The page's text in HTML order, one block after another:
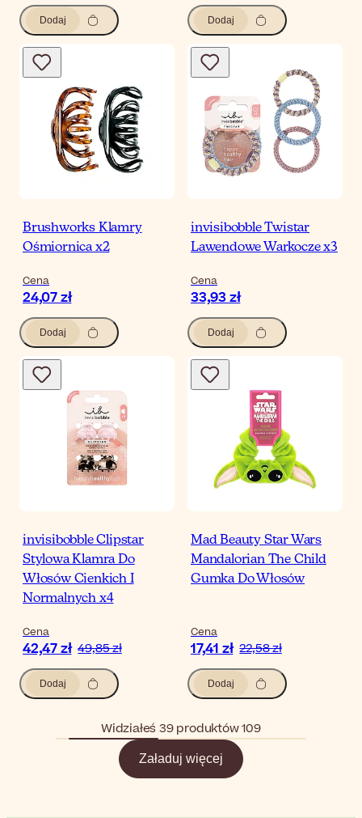
Dodaj Dodaj
Brushworks Klamry
Ośmiornica x2
Cena
24,07 zł
Dodaj
invisibobble Twistar
Lawendowe Warkocze x3
Cena
33,93 zł
Dodaj
invisibobble Clipstar
Stylowa Klamra Do
Włosów Cienkich I
Normalnych x4
Cena
42,47 zł 49,85 zł
Dodaj
Mad Beauty Star Wars
Mandalorian The Child
Gumka Do Włosów
Cena
17,41 zł 22,58 zł
Dodaj
Widziałeś 39 produktów 109
Załaduj więcej